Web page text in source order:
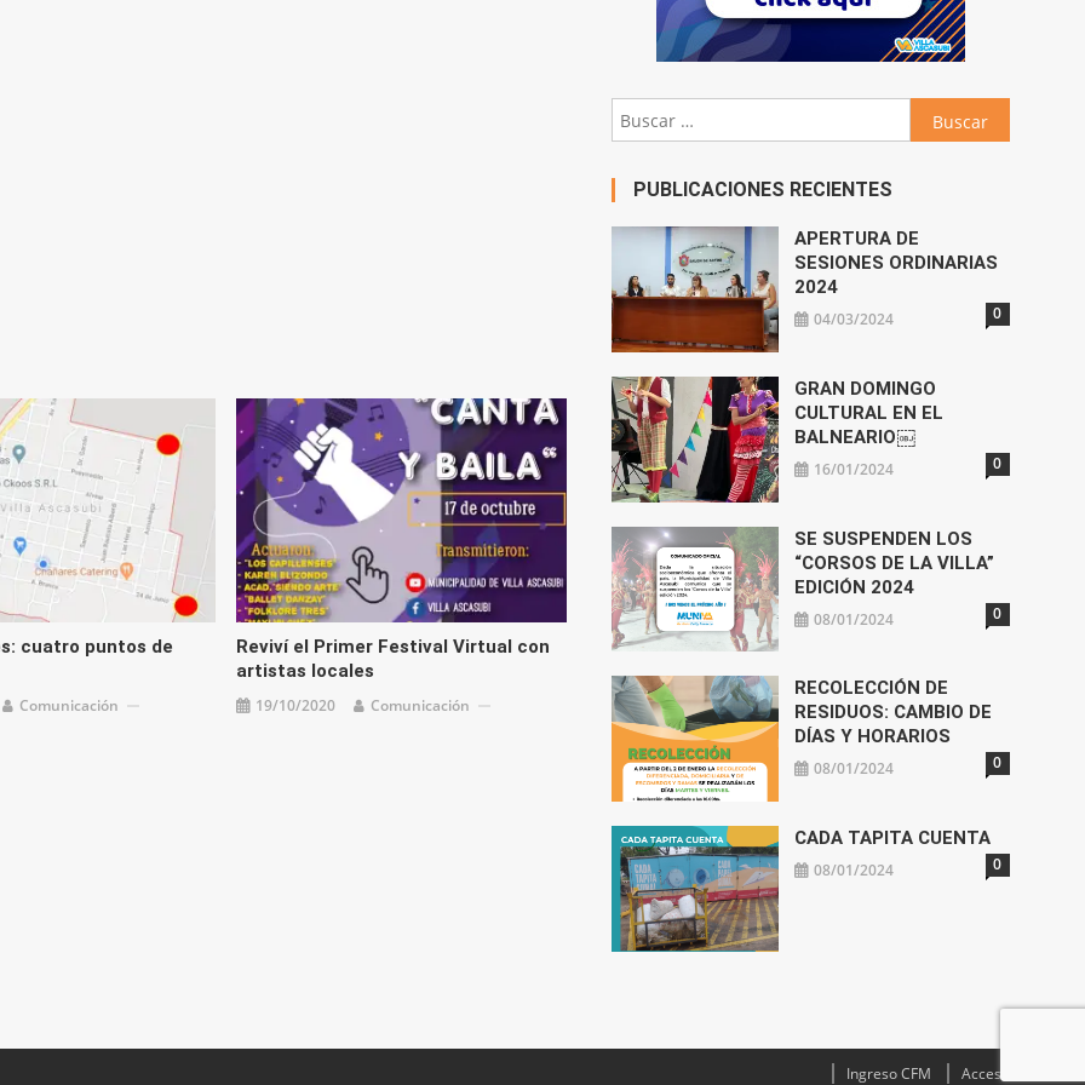
cuatro puntos de
Comunicación
Reviví el Primer Festival Virtual con
artistas locales
19/10/2020 Comunicación
Buscar:
PUBLICACIONES RECIENTES
APERTURA DE
SESIONES ORDINARIAS
2024
04/03/2024 0
GRAN DOMINGO
CULTURAL EN EL
BALNEARIO￼
16/01/2024 0
SE SUSPENDEN LOS
“CORSOS DE LA VILLA”
EDICIÓN 2024
08/01/2024 0
RECOLECCIÓN DE
RESIDUOS: CAMBIO DE
DÍAS Y HORARIOS
08/01/2024 0
CADA TAPITA CUENTA
08/01/2024 0
Ingreso CFM Acceso